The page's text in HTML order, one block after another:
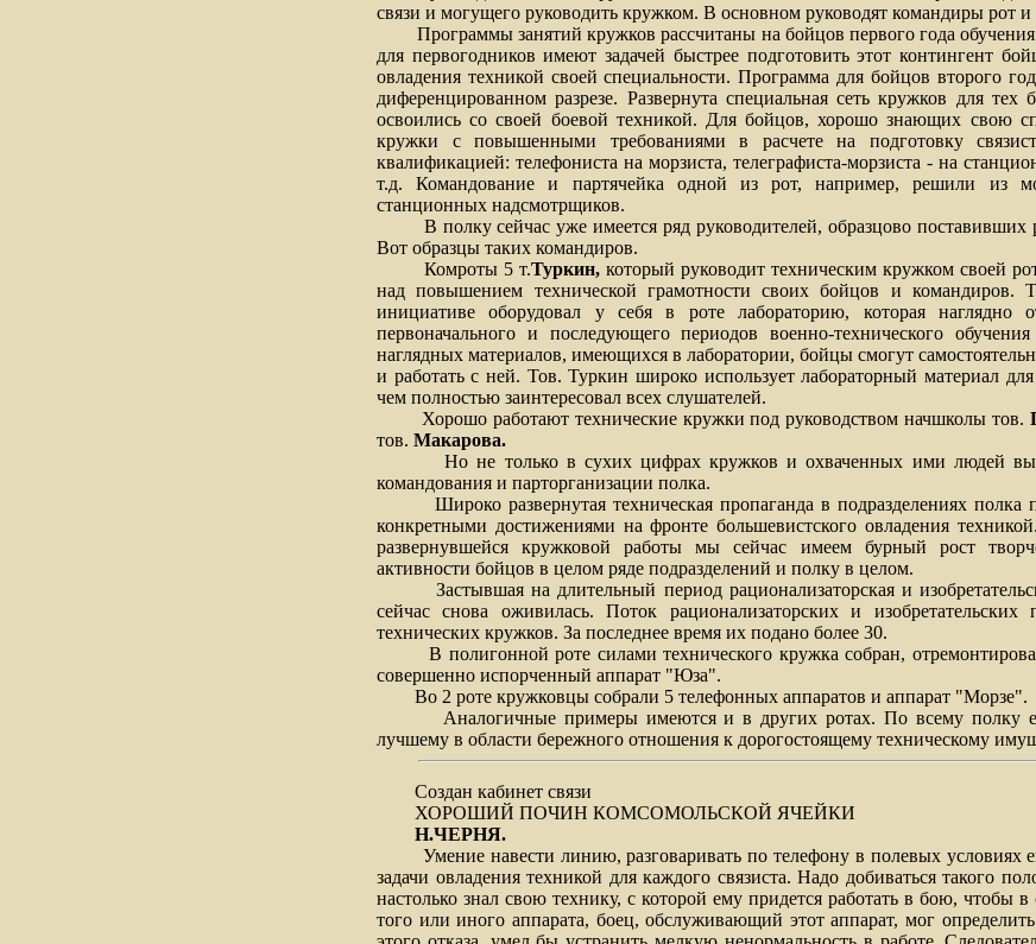
связи и могущего руководить кружком. В основном руководят командиры рот и
Программы занятий кружков рассчитаны на бойцов первого года
для первогодников имеют задачей быстрее подготовить этот контингент
овладения техникой своей специальности. Программа для бойцов второго
диференцированном разрезе. Развернута специальная сеть кружков для тех
освоились со своей боевой техникой. Для бойцов, хорошо знающих свою
кружки с повышенными требованиями в расчете на подготовку
квалификацией: телефониста на морзиста, телеграфиста-морзиста - на
т.д. Командование и партячейка одной из рот, например, решили из
станционных надсмотрщиков.
В полку сейчас уже имеется ряд руководителей, образцово поставивших
Вот образцы таких командиров.
Комроты 5 т.Туркин, который руководит техническим кружком своей
над повышением технической грамотности своих бойцов и командиров.
инициативе оборудовал у себя в роте лабораторию, которая наглядно
первоначального и последующего периодов военно-технического
наглядных материалов, имеющихся в лаборатории, бойцы смогут
и работать с ней. Тов. Туркин широко использует лабораторный материал
чем полностью заинтересовал всех слушателей.
Хорошо работают технические кружки под руководством начшколы тов.
тов. Макарова.
Но не только в сухих цифрах кружков и охваченных ими людей
командования и парторганизации полка.
Широко развернутая техническая пропаганда в подразделениях полка
конкретными достижениями на фронте большевистского овладения
развернувшейся кружковой работы мы сейчас имеем бурный рост
активности бойцов в целом ряде подразделений и полку в целом.
Застывшая на длительный период рационализаторская и
сейчас снова оживилась. Поток рационализаторских и
технических кружков. За последнее время их подано более 30.
В полигонной роте силами технического кружка собран,
совершенно испорченный аппарат "Юза".
Во 2 роте кружковцы собрали 5 телефонных аппаратов и аппарат "Морзе".
Аналогичные примеры имеются и в других ротах. По всему полку
лучшему в области бережного отношения к дорогостоящему техническому
Создан кабинет связи
ХОРОШИЙ ПОЧИН КОМСОМОЛЬСКОЙ ЯЧЕЙКИ
Н.ЧЕРНЯ.
Умение навести линию, разговаривать по телефону в полевых условиях
задачи овладения техникой для каждого связиста. Надо добиваться такого
настолько знал свою технику, с которой ему придется работать в бою, чтобы в
того или иного аппарата, боец, обслуживающий этот аппарат, мог